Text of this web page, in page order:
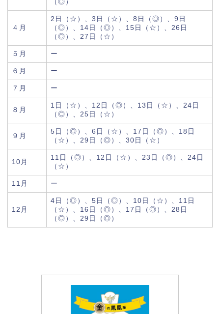
（◎）
４月
2日（☆）、3日（☆）、8日（◎）、9日
（◎）、14日（◎）、15日（☆）、26日
（◎）、27日（☆）
５月 ー
６月 ー
７月 ー
８月
1日（☆）、12日（◎）、13日（☆）、24日
（◎）、25日（☆）
９月
5日（◎）、6日（☆）、17日（◎）、18日
（☆）、29日（◎）、30日（☆）
10月
11日（◎）、12日（☆）、23日（◎）、24日
（☆）
11月 ー
12月
4日（◎）、5日（◎）、10日（☆）、11日
（☆）、16日（◎）、17日（◎）、28日
（◎）、29日（◎）